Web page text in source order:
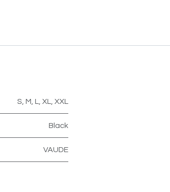
S, M, L, XL, XXL
Black
VAUDE